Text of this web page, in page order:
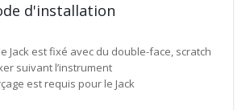
d'installation
Jack est fixé avec du double-face, scratch
suivant l’instrument
est requis pour le Jack